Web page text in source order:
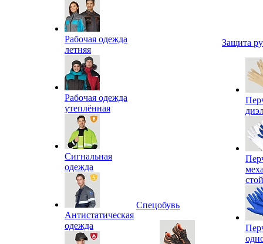
Рабочая одежда
летняя
Рабочая одежда
утеплённая
Сигнальная
одежда
Антистатическая
одежда
Спецобувь
Защита